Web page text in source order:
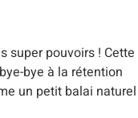
super pouvoirs ! Cette
bye à la rétention
un petit balai naturel